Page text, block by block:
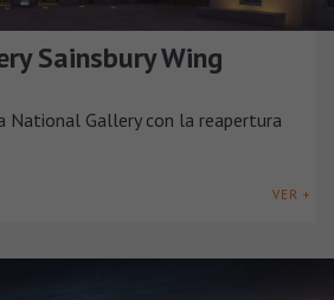
Sainsbury Wing
National Gallery con la reapertura
VER +